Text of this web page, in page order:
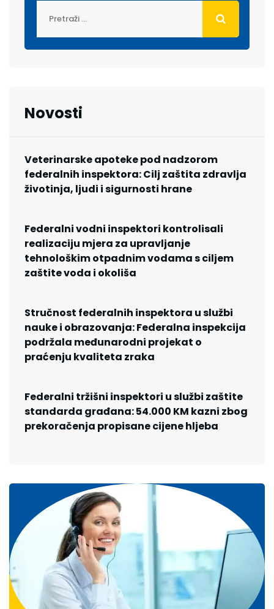
Novosti
Veterinarske apoteke pod nadzorom
federalnih inspektora: Cilj zaštita zdravlja
životinja, ljudi i sigurnosti hrane
Federalni vodni inspektori kontrolisali
realizaciju mjera za upravljanje
tehnološkim otpadnim vodama s ciljem
zaštite voda i okoliša
Stručnost federalnih inspektora u službi
nauke i obrazovanja: Federalna inspekcija
podržala međunarodni projekat o
praćenju kvaliteta zraka
Federalni tržišni inspektori u službi zaštite
standarda građana: 54.000 KM kazni zbog
prekoračenja propisane cijene hljeba